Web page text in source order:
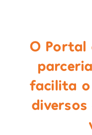
O Portal
facilita